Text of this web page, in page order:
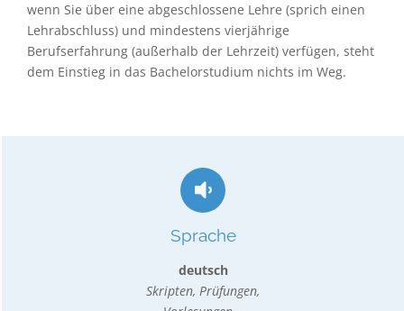
wenn Sie über eine abgeschlossene Lehre (sprich einen
Lehrabschluss) und mindestens vierjährige
Berufserfahrung (außerhalb der Lehrzeit) verfügen, steht
dem Einstieg in das Bachelorstudium nichts im Weg.
Sprache
deutsch
Skripten, Prüfungen,